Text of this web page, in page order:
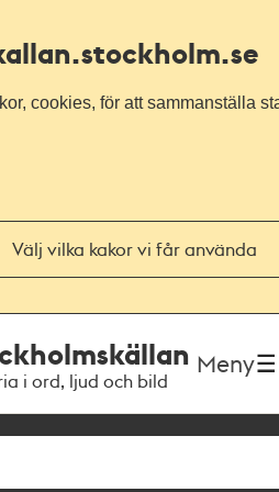
.stockholm.se
cookies, för att sammanställa
Välj vilka kakor vi får använda
i ord, ljud och bild
Meny